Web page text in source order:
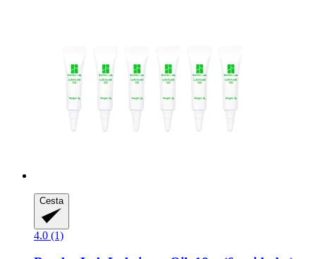
Cesta
4.0 (1)